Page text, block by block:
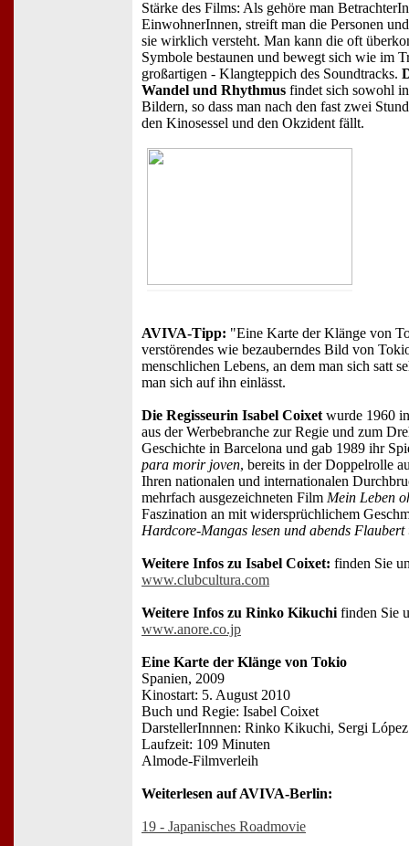
Stärke des Films: Als gehöre man
EinwohnerInnen, streift man die Personen
sie wirklich versteht. Man kann die oft
Symbole bestaunen und bewegt sich wie im
großartigen - Klangteppich des Soundtracks.
Wandel und Rhythmus findet sich sowohl
Bildern, so dass man nach den fast zwei
den Kinosessel und den Okzident fällt.
AVIVA-Tipp: "Eine Karte der Klänge von
verstörendes wie bezauberndes Bild von
menschlichen Lebens, an dem man sich satt
man sich auf ihn einlässt.
Die Regisseurin Isabel Coixet wurde 1960
aus der Werbebranche zur Regie und zum
Geschichte in Barcelona und gab 1989 ihr
para morir joven, bereits in der Doppelrolle
Ihren nationalen und internationalen
mehrfach ausgezeichneten Film Mein Leben
Faszination an mit widersprüchlichem
Hardcore-Mangas lesen und abends
Weitere Infos zu Isabel Coixet: finden Sie
www.clubcultura.com
Weitere Infos zu Rinko Kikuchi finden Sie
www.anore.co.jp
Eine Karte der Klänge von Tokio
Spanien, 2009
Kinostart: 5. August 2010
Buch und Regie: Isabel Coixet
DarstellerInnnen: Rinko Kikuchi, Sergi López
Laufzeit: 109 Minuten
Almode-Filmverleih
Weiterlesen auf AVIVA-Berlin:
19 - Japanisches Roadmovie